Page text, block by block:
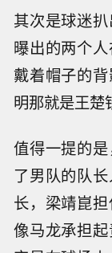
其次是球迷
曝出的两个
戴着帽子的
明那就是王楚
值得一提的
了男队的队
长，梁靖崑
像马龙承担